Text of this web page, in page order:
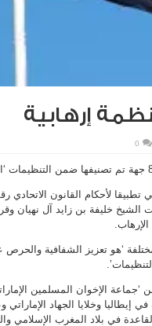
0
الشيخ خليفة بن زايد آل نهيان
‘هو تعزيز الشفافية والحرص
‘جماعة الإخوان المسلمين
إيطاليا وخلايا الجهاد
في بلاد المغرب الإسلامي